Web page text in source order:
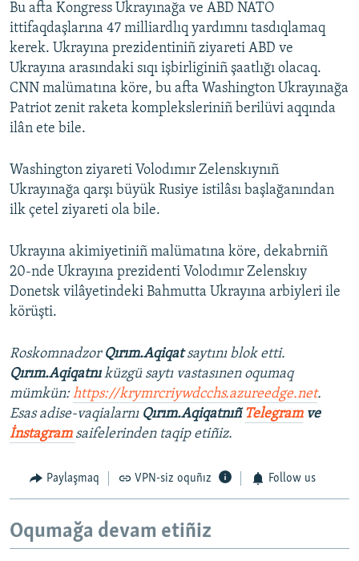
Bu afta Kongress Ukrayınağa ve ABD NATO
ittifaqdaşlarına 47 milliardlıq yardımnı tasdıqlamaq
kerek. Ukrayına prezidentiniñ ziyareti ABD ve
Ukrayına arasındaki sıqı işbirliginiñ şaatlığı olacaq.
CNN malümatına köre, bu afta Washington Ukrayınağa
Patriot zenit raketa kompleksleriniñ berilüvi aqqında
ilân ete bile.
Washington ziyareti Volodımır Zelenskıynıñ
Ukrayınağa qarşı büyük Rusiye istilâsı başlağanından
ilk çetel ziyareti ola bile.
Ukrayına akimiyetiniñ malümatına köre, dekabrniñ
20-nde Ukrayına prezidenti Volodımır Zelenskıy
Donetsk vilâyetindeki Bahmutta Ukrayına arbiyleri ile
körüşti.
Roskomnadzor Qırım.Aqiqatsaytını blok etti.
Qırım.Aqiqatnıküzgü saytı vastasınen oqumaq
mümkün:https://krymrcriywdcchs.azureedge.net.
Esas adise-vaqialarnı Qırım.Aqiqatnıñ Telegramve
İnstagram saifelerinden taqip etiñiz.
Paylaşmaq VPN-siz oquñız Follow us
Oqumağa devam etiñiz